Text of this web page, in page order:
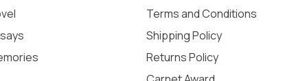
Terms and Conditions
Shipping Policy
Returns Policy